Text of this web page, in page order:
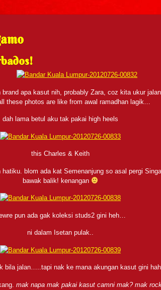
apa kasut nih, probably Zara, coz kita ukur
these photos are like from awal ramadhan lagik…
dah lama betul aku tak pakai high heels
this Charles & Keith
blom ada kat Semenanjung so asal pergi
bawak balik! kenangan
pun ada gak koleksi studs2 gini heh…
ni dalam Isetan pulak..
bila jalan…..tapi nak ke mana akungan kasut gini
mak napa mak pakai kasut camni mak? mak